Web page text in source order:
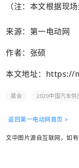
（注：本文根据现
来源：第一电动网
作者：张硕
本文地址： https://
展会 2020中国汽车供
返回第一电动网首页 >
文中图片源自互联网，如有